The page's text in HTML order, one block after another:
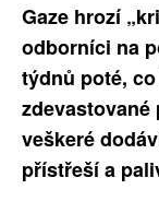
Gaze hrozí
odborníci na
týdnů poté,
veškeré
přístřeší a